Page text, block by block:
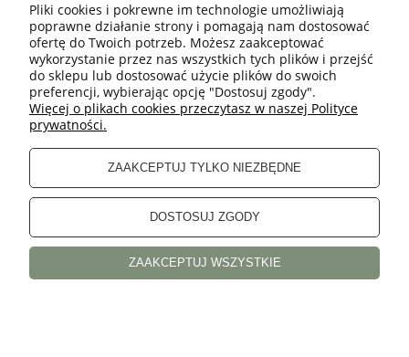
Bielizna zaprojektowana i wykonana w Polsce – z miłością
do detali.
Skład:
Materiał główny: 80% Poliamid, 20% Elastan
Koronka: 95% Poliamid, 5% Elastan
Wkładka: 80% Bawełna, 20% Elastan
Pielęgnacja:
Aby Twoja bielizna służyła Ci jak najdłużej, zalecamy
pranie ręczne.
POMOC
Pliki cookies i pokrewne im technologie umożliwiają
poprawne działanie strony i pomagają nam dostosować
ofertę do Twoich potrzeb. Możesz zaakceptować
wykorzystanie przez nas wszystkich tych plików i przejść
do sklepu lub dostosować użycie plików do swoich
preferencji, wybierając opcję "Dostosuj zgody".
Więcej o plikach cookies przeczytasz w naszej Polityce
prywatności.
ZAAKCEPTUJ TYLKO NIEZBĘDNE
DOSTOSUJ ZGODY
ZAAKCEPTUJ WSZYSTKIE